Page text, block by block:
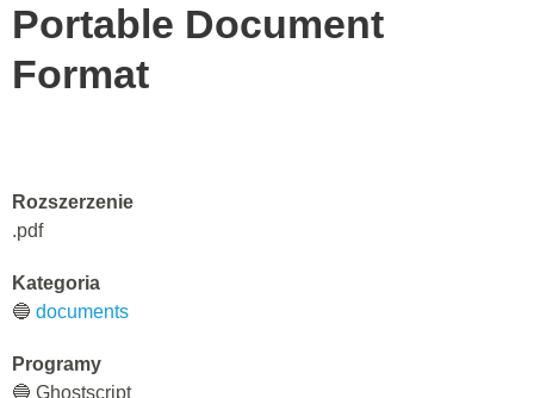
Portable Document
Format
Rozszerzenie
.pdf
Kategoria
🔵 documents
Programy
🔵 Ghostscript